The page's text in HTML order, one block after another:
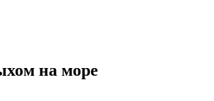
на море